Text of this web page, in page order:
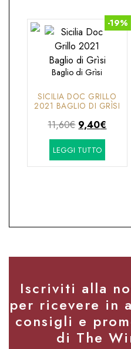
-19%
Baglio di Grìsi
SICILIA DOC GRILLO
2021 BAGLIO DI GRÌSI
11,60€ Il
prezzo
originale
era:
9,40€
è:
LEGGI TUTTO
Iscriviti alla
per ricevere in
consigli e
di The